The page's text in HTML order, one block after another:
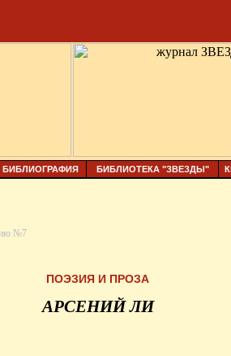
БИБЛИОГРАФИЯ БИБЛИОТЕКА "ЗВЕЗДЫ"
№7
ПОЭЗИЯ И ПРОЗА
АРСЕНИЙ ЛИ